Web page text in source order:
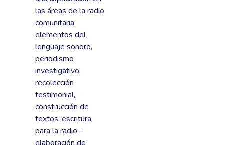
las áreas de la radio
comunitaria,
elementos del
lenguaje sonoro,
periodismo
investigativo,
recolección
testimonial,
construcción de
textos, escritura
para la radio –